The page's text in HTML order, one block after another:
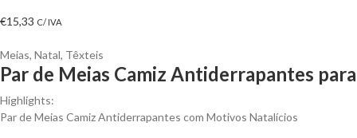
€15,33 C/ IVA
Meias, Natal, Têxteis
Par de Meias Camiz Antiderrapantes
Highlights:
Par de Meias Camiz Antiderrapantes com Motivos Natalícios